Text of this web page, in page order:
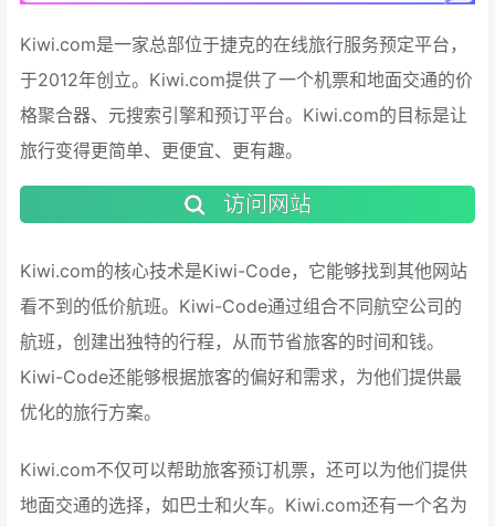
Kiwi.com是一家总部位于捷克的在线旅行服务预定平台，
于2012年创立。Kiwi.com提供了一个机票和地面交通的价
格聚合器、元搜索引擎和预订平台。Kiwi.com的目标是让
旅行变得更简单、更便宜、更有趣。
访问网站
Kiwi.com的核心技术是Kiwi-Code，它能够找到其他网站
看不到的低价航班。Kiwi-Code通过组合不同航空公司的
航班，创建出独特的行程，从而节省旅客的时间和钱。
Kiwi-Code还能够根据旅客的偏好和需求，为他们提供最
优化的旅行方案。
Kiwi.com不仅可以帮助旅客预订机票，还可以为他们提供
地面交通的选择，如巴士和火车。Kiwi.com还有一个名为